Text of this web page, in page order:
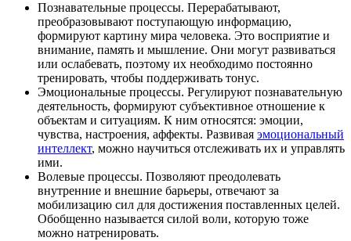
Познавательные процессы. Перерабатывают,
преобразовывают поступающую информацию,
формируют картину мира человека. Это восприятие и
внимание, память и мышление. Они могут развиваться
или ослабевать, поэтому их необходимо постоянно
тренировать, чтобы поддерживать тонус.
Эмоциональные процессы. Регулируют познавательную
деятельность, формируют субъективное отношение к
объектам и ситуациям. К ним относятся: эмоции,
чувства, настроения, аффекты. Развивая эмоциональный
интеллект, можно научиться отслеживать их и управлять
ими.
Волевые процессы. Позволяют преодолевать
внутренние и внешние барьеры, отвечают за
мобилизацию сил для достижения поставленных целей.
Обобщенно называется силой воли, которую тоже
можно натренировать.